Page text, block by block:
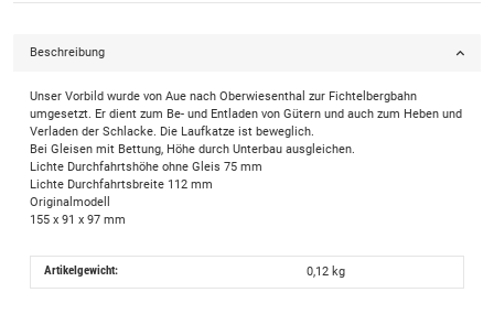
Beschreibung
Unser Vorbild wurde von Aue nach Oberwiesenthal zur Fichtelbergbahn
umgesetzt. Er dient zum Be- und Entladen von Gütern und auch zum Heben und
Verladen der Schlacke. Die Laufkatze ist beweglich.
Bei Gleisen mit Bettung, Höhe durch Unterbau ausgleichen.
Lichte Durchfahrtshöhe ohne Gleis 75 mm
Lichte Durchfahrtsbreite 112 mm
Originalmodell
155 x 91 x 97 mm
Artikelgewicht: 0,12 kg